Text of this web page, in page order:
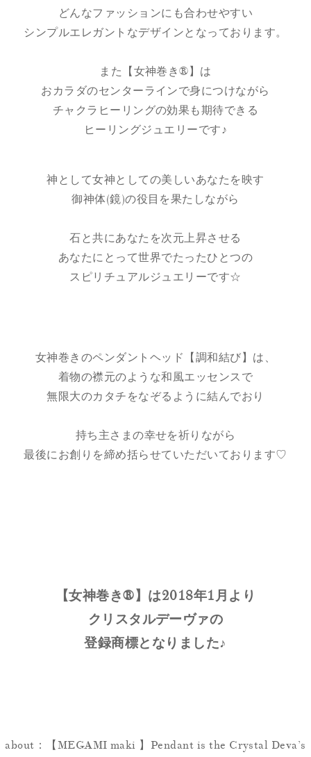
どんなファッションにも合わせやすい
シンプルエレガントなデザインとなっております。
また【女神巻き®】は
おカラダのセンターラインで身につけながら
チャクラヒーリングの効果も期待できる
ヒーリングジュエリーです♪
神として女神としての美しいあなたを映す
御神体(鏡)の役目を果たしながら
石と共にあなたを次元上昇させる
あなたにとって世界でたったひとつの
スピリチュアルジュエリーです☆
女神巻きのペンダントヘッド【調和結び】は、
着物の襟元のような和風エッセンスで
無限大のカタチをなぞるように結んでおり
持ち主さまの幸せを祈りながら
最後にお創りを締め括らせていただいております♡
【女神巻き®】は2018年1月より
クリスタルデーヴァの
登録商標となりました♪
about：【MEGAMI maki 】Pendant is the Crystal Deva’s